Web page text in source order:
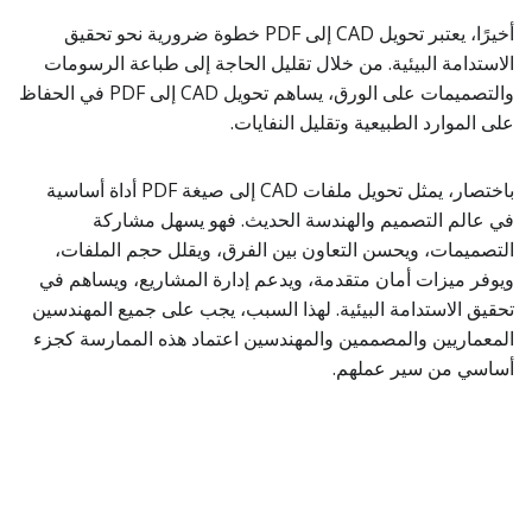
أخيرًا، يعتبر تحويل CAD إلى PDF خطوة ضرورية نحو تحقيق
الاستدامة البيئية. من خلال تقليل الحاجة إلى طباعة الرسومات
والتصميمات على الورق، يساهم تحويل CAD إلى PDF في الحفاظ
على الموارد الطبيعية وتقليل النفايات.
باختصار، يمثل تحويل ملفات CAD إلى صيغة PDF أداة أساسية
في عالم التصميم والهندسة الحديث. فهو يسهل مشاركة
التصميمات، ويحسن التعاون بين الفرق، ويقلل حجم الملفات،
ويوفر ميزات أمان متقدمة، ويدعم إدارة المشاريع، ويساهم في
تحقيق الاستدامة البيئية. لهذا السبب، يجب على جميع المهندسين
المعماريين والمصممين والمهندسين اعتماد هذه الممارسة كجزء
أساسي من سير عملهم.